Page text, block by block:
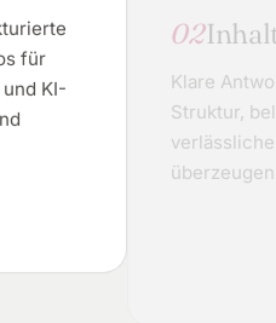
für
KI-
02
Klare
Struktur,